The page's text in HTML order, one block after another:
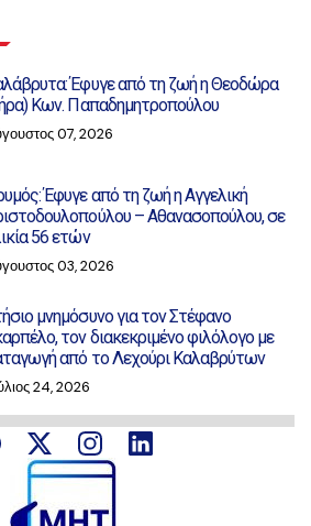
Έφυγε από τη ζωή η Θεοδώρα
Κων. Παπαδημητροπούλου
07, 2026
Έφυγε από τη ζωή η Αγγελική
– Αθανασοπούλου, σε
56 ετών
03, 2026
μνημόσυνο για τον Στέφανο
τον διακεκριμένο φιλόλογο με
από το Λεχούρι Καλαβρύτων
24, 2026